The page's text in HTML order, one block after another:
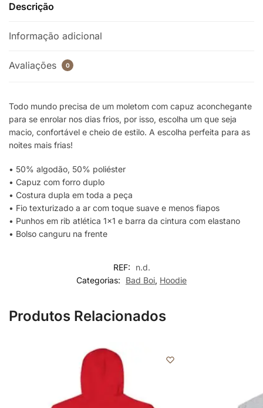
Descrição
Informação adicional
Avaliações 0
Todo mundo precisa de um moletom com capuz aconchegante
para se enrolar nos dias frios, por isso, escolha um que seja
macio, confortável e cheio de estilo. A escolha perfeita para as
noites mais frias!
• 50% algodão, 50% poliéster
• Capuz com forro duplo
• Costura dupla em toda a peça
• Fio texturizado a ar com toque suave e menos fiapos
• Punhos em rib atlética 1×1 e barra da cintura com elastano
• Bolso canguru na frente
REF:
n.d.
Categorias:
Bad Boi, Hoodie
Produtos Relacionados